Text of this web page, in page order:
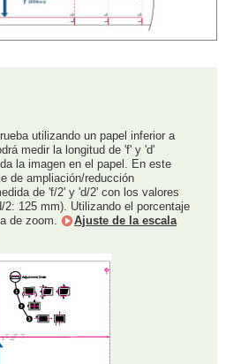
utilizando un papel inferior a
medir la longitud de 'f' y 'd'
la imagen en el papel. En este
de ampliación/reducción
de 'f/2' y 'd/2' con los valores
125 mm). Utilizando el porcentaje
de zoom.
Ajuste de la escala